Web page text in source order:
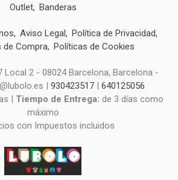
Outlet Banderas
Aviso Legal
Política de Privacidad
de Compra Políticas de Cookies
Local 2 - 08024 Barcelona, Barcelona -
| 930423517| 640125056
| Tiempo de Entrega: de 3 días como
máximo
con Impuestos incluidos